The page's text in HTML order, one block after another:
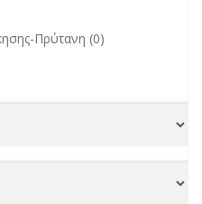
Πρύτανη (0)